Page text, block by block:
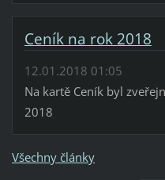
Ceník na rok 2018
12.01.2018 01:05
Na kartě Ceník byl
2018
Všechny články